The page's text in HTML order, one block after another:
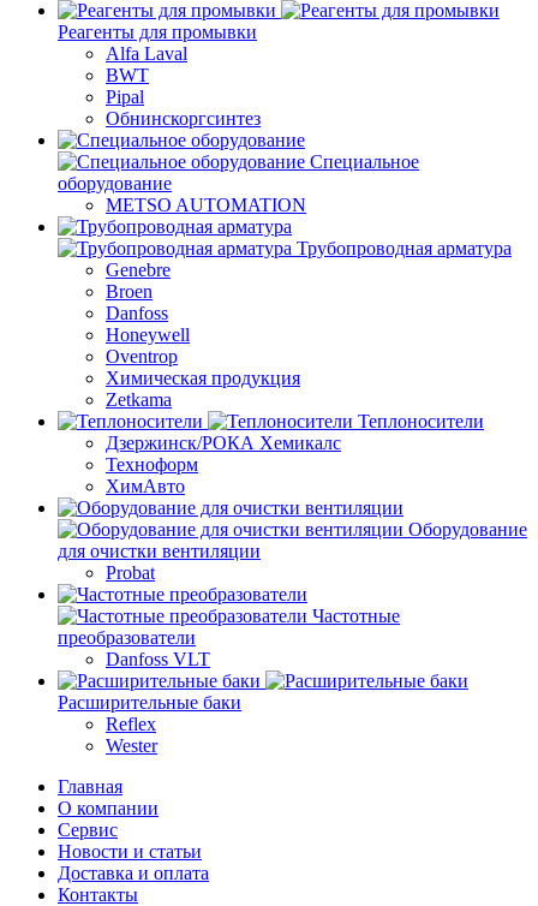
Реагенты для промывки
Alfa Laval
BWT
Pipal
Обнинскоргсинтез
Специальное
оборудование
METSO AUTOMATION
Трубопроводная арматура
Genebre
Broen
Danfoss
Honeywell
Oventrop
Химическая продукция
Zetkama
Теплоносители
Дзержинск/РОКА Хемикалс
Техноформ
ХимАвто
Оборудование
для очистки вентиляции
Probat
Частотные
преобразователи
Danfoss VLT
Расширительные баки
Reflex
Wester
Главная
О компании
Сервис
Новости и статьи
Доставка и оплата
Контакты